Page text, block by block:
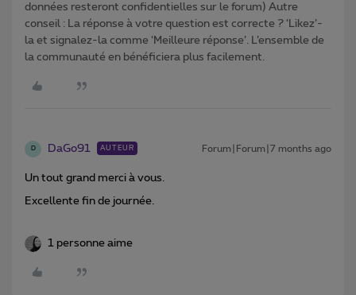
données resteront confidentielles sur le forum) Autre
conseil : La réponse à votre question est correcte ? ‘Likez’-
la et signalez-la comme ‘Meilleure réponse’. L’ensemble de
la communauté en bénéficiera plus facilement.
D DaGo91 AUTEUR Forum|Forum|7 months ago
Un tout grand merci à vous.
Excellente fin de journée.
1 personne aime